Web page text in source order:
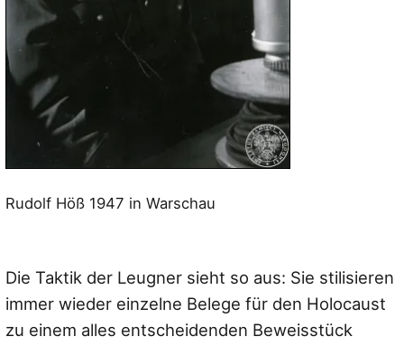
Rudolf Höß 1947 in Warschau
Die Taktik der Leugner sieht so aus: Sie stilisieren
immer wieder einzelne Belege für den Holocaust
zu einem alles entscheidenden Beweisstück